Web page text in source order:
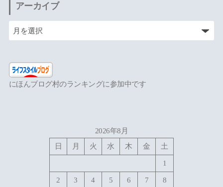
アーカイブ
にほんブログ村のランキングに参加中です
2026年8月
日
月 火 水 木 金 土
1
2 3 4 5 6 7 8